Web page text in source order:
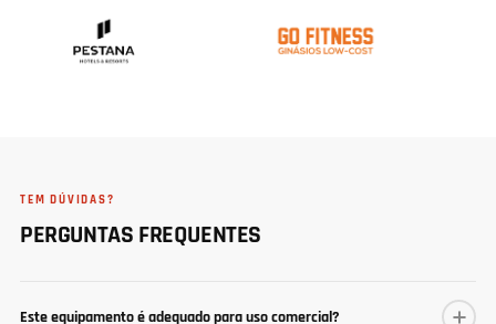
TEM DÚVIDAS?
PERGUNTAS FREQUENTES
Este equipamento é adequado para uso comercial?